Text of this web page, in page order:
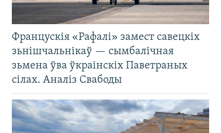
Францускія «Рафалі» замест савецкіх
зьнішчальнікаў — сымбалічная
зьмена ўва ўкраінскіх Паветраных
сілах. Аналіз Свабоды